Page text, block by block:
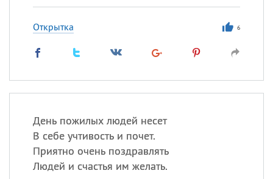
Открытка 6
День пожилых людей несет
В себе учтивость и почет.
Приятно очень поздравлять
Людей и счастья им желать.